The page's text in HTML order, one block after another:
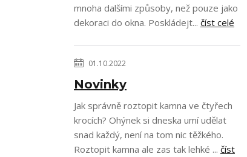
mnoha dalšími způsoby, než pouze jako
dekoraci do okna. Poskládejt... číst celé
01.10.2022
Novinky
Jak správně roztopit kamna ve čtyřech
krocích? Ohýnek si dneska umí udělat
snad každý, není na tom nic těžkého.
Roztopit kamna ale zas tak lehké ... číst